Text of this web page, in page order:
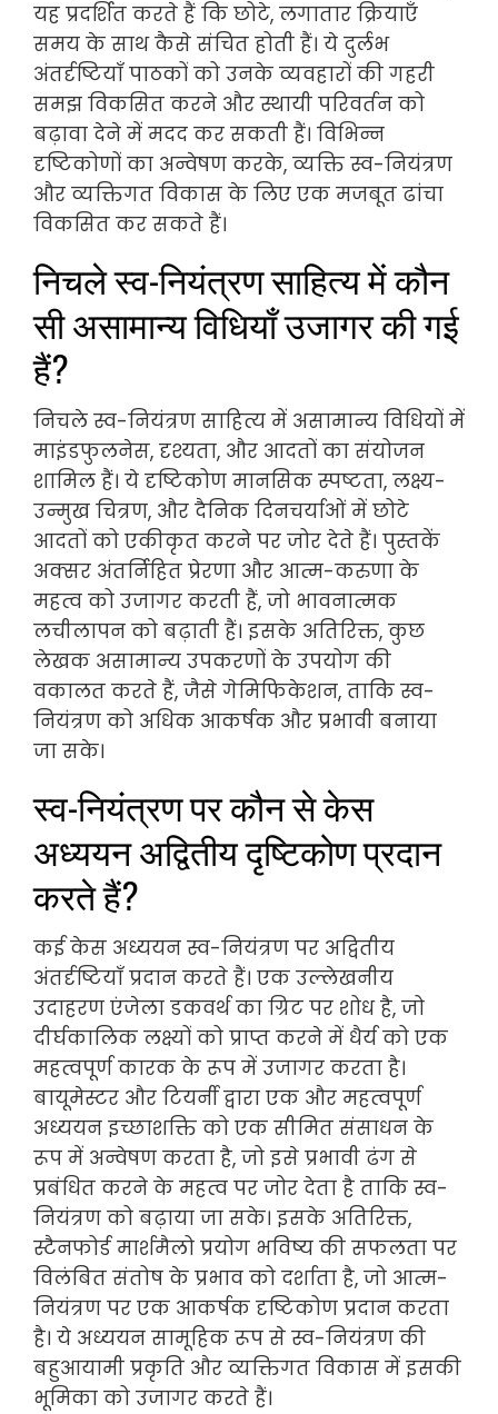
यह प्रदर्शित करते हैं कि छोटे, लगातार क्रियाएँ
समय के साथ कैसे संचित होती हैं। ये दुर्लभ
अंतर्दृष्टियाँ पाठकों को उनके व्यवहारों की गहरी
समझ विकसित करने और स्थायी परिवर्तन को
बढ़ावा देने में मदद कर सकती हैं। विभिन्न
दृष्टिकोणों का अन्वेषण करके, व्यक्ति स्व-नियंत्रण
और व्यक्तिगत विकास के लिए एक मजबूत ढांचा
विकसित कर सकते हैं।
निचले स्व-नियंत्रण साहित्य में कौन
सी असामान्य विधियाँ उजागर की गई
हैं?
निचले स्व-नियंत्रण साहित्य में असामान्य विधियों में
माइंडफुलनेस, दृश्यता, और आदतों का संयोजन
शामिल हैं। ये दृष्टिकोण मानसिक स्पष्टता, लक्ष्य-
उन्मुख चित्रण, और दैनिक दिनचर्याओं में छोटे
आदतों को एकीकृत करने पर जोर देते हैं। पुस्तकें
अक्सर अंतर्निहित प्रेरणा और आत्म-करुणा के
महत्व को उजागर करती हैं, जो भावनात्मक
लचीलापन को बढ़ाती हैं। इसके अतिरिक्त, कुछ
लेखक असामान्य उपकरणों के उपयोग की
वकालत करते हैं, जैसे गेमिफिकेशन, ताकि स्व-
नियंत्रण को अधिक आकर्षक और प्रभावी बनाया
जा सके।
स्व-नियंत्रण पर कौन से केस
अध्ययन अद्वितीय दृष्टिकोण प्रदान
करते हैं?
कई केस अध्ययन स्व-नियंत्रण पर अद्वितीय
अंतर्दृष्टियाँ प्रदान करते हैं। एक उल्लेखनीय
उदाहरण एंजेला डकवर्थ का ग्रिट पर शोध है, जो
दीर्घकालिक लक्ष्यों को प्राप्त करने में धैर्य को एक
महत्वपूर्ण कारक के रूप में उजागर करता है।
बायूमेस्टर और टियर्नी द्वारा एक और महत्वपूर्ण
अध्ययन इच्छाशक्ति को एक सीमित संसाधन के
रूप में अन्वेषण करता है, जो इसे प्रभावी ढंग से
प्रबंधित करने के महत्व पर जोर देता है ताकि स्व-
नियंत्रण को बढ़ाया जा सके। इसके अतिरिक्त,
स्टैनफोर्ड मार्शमैलो प्रयोग भविष्य की सफलता पर
विलंबित संतोष के प्रभाव को दर्शाता है, जो आत्म-
नियंत्रण पर एक आकर्षक दृष्टिकोण प्रदान करता
है। ये अध्ययन सामूहिक रूप से स्व-नियंत्रण की
बहुआयामी प्रकृति और व्यक्तिगत विकास में इसकी
भूमिका को उजागर करते हैं।